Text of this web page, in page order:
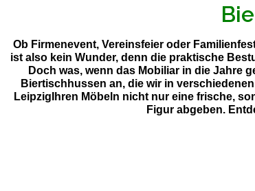
Ob Firmenevent, Vereinsfeier oder
ist also kein Wunder, denn die praktische
Doch was, wenn das Mobiliar in die Jahre
Biertischhussen an, die wir in
LeipzigIhren Möbeln nicht nur eine frische,
Figur abgeben.